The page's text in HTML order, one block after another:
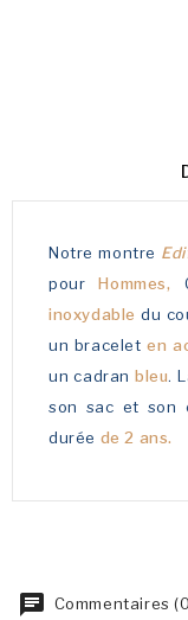
Notre montre
pourHommes,
inoxydabledu
un braceleten
un cadran bleu.
son sac et son
durée de 2 ans.
Commentaires